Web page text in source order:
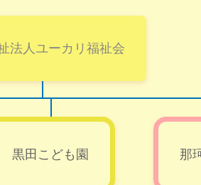
法人ユーカリ福祉会
黒田こども園 那